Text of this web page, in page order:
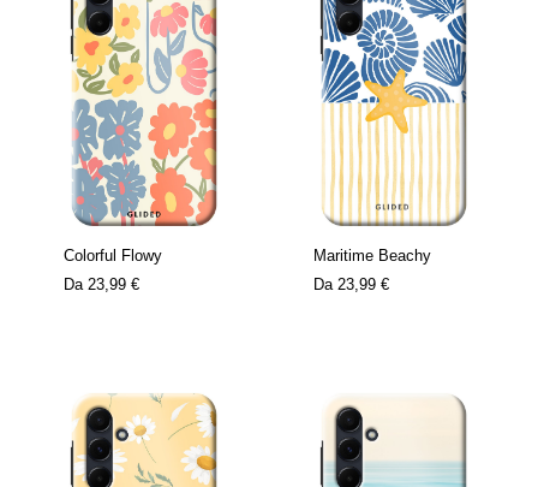
Colorful Flowy
Da 23,99 €
Maritime Beachy
Da 23,99 €